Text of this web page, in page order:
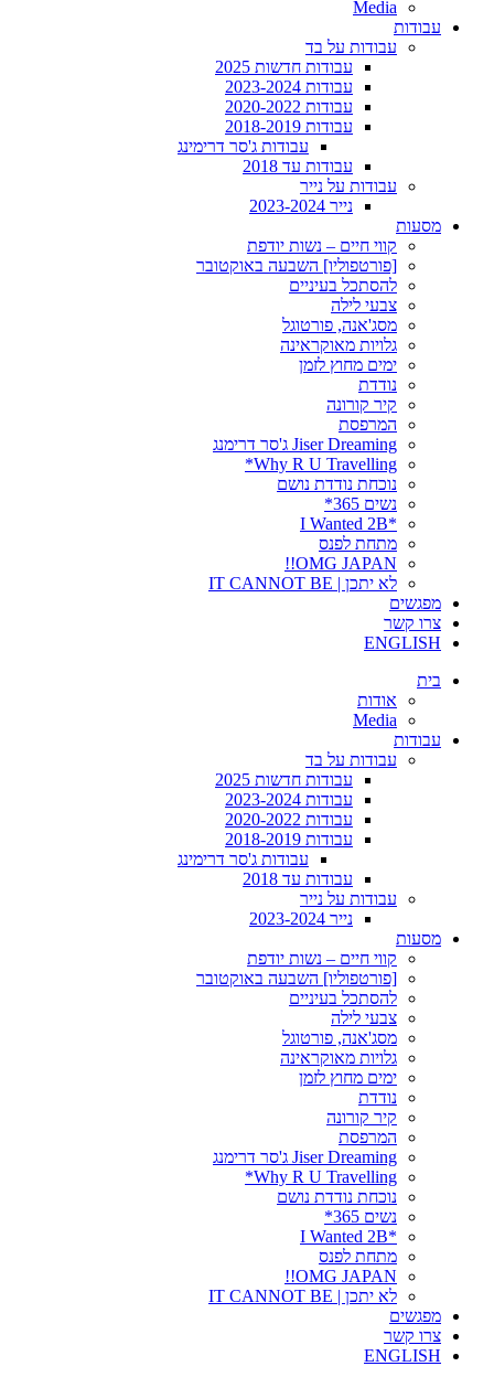
Media
עבודות
עבודות על בד
עבודות חדשות 2025
עבודות 2023-2024
עבודות 2020-2022
עבודות 2018-2019
עבודות ג'סר דרימינג
עבודות עד 2018
עבודות על נייר
נייר 2023-2024
מסעות
קווי חיים – נשות יודפת
[פורטפוליו] השבעה באוקטובר
להסתכל בעיניים
צבעי לילה
מסג'אנה, פורטוגל
גלויות מאוקראינה
ימים מחוץ לזמן
נודדת
קיר קורונה
המרפסת
Jiser Dreaming ג'סר דרימנג
Why R U Travelling*
נוכחת נודדת נושם
נשים 365*
*I Wanted 2B
מתחת לפנס
OMG JAPAN!!
לא יתכן | IT CANNOT BE
מפגשים
צרו קשר
ENGLISH
בית
אודות
Media
עבודות
עבודות על בד
עבודות חדשות 2025
עבודות 2023-2024
עבודות 2020-2022
עבודות 2018-2019
עבודות ג'סר דרימינג
עבודות עד 2018
עבודות על נייר
נייר 2023-2024
מסעות
קווי חיים – נשות יודפת
[פורטפוליו] השבעה באוקטובר
להסתכל בעיניים
צבעי לילה
מסג'אנה, פורטוגל
גלויות מאוקראינה
ימים מחוץ לזמן
נודדת
קיר קורונה
המרפסת
Jiser Dreaming ג'סר דרימנג
Why R U Travelling*
נוכחת נודדת נושם
נשים 365*
*I Wanted 2B
מתחת לפנס
OMG JAPAN!!
לא יתכן | IT CANNOT BE
מפגשים
צרו קשר
ENGLISH